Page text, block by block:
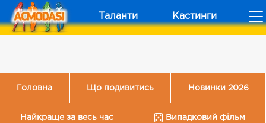
Таланти Кастинги
Головна Що подивитись Новинки 2026
Найкраще за весь час Випадковий фільм